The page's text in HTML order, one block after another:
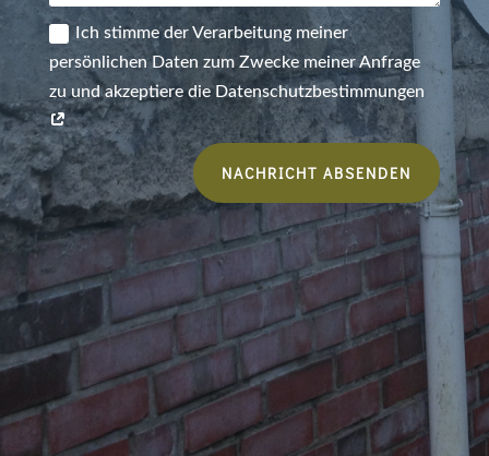
Ich stimme der Verarbeitung meiner
persönlichen Daten zum Zwecke meiner Anfrage
zu und akzeptiere die Datenschutzbestimmungen
NACHRICHT ABSENDEN